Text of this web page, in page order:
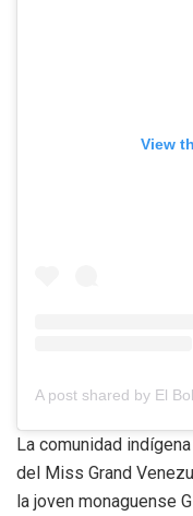
View
La comunidad
del Miss Grand
la joven monaguense